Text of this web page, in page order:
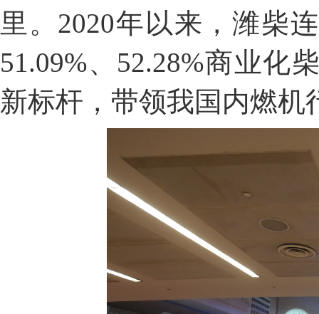
里。2020年以来，潍柴
51.09%、52.28%商业化
新标杆，带领我国内燃